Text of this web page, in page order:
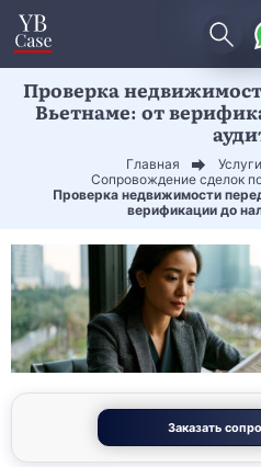
Проверка
Вьетнаме: от
Главная
Сопровождение сделок
Проверка недвижимости
верификации до
Заказать